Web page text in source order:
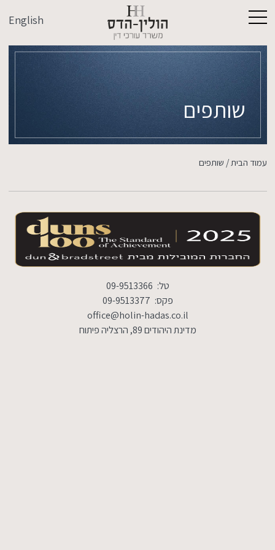
English
שותפים
עמוד הבית / שותפים
טל: 09-9513366
פקס: 09-9513377
office@holin-hadas.co.il
מדינת היהודים 89, הרצליה פיתוח